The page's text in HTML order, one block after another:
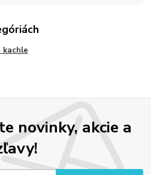
novinky, akcie a